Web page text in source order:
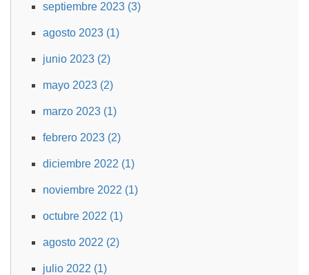
septiembre 2023 (3)
agosto 2023 (1)
junio 2023 (2)
mayo 2023 (2)
marzo 2023 (1)
febrero 2023 (2)
diciembre 2022 (1)
noviembre 2022 (1)
octubre 2022 (1)
agosto 2022 (2)
julio 2022 (1)